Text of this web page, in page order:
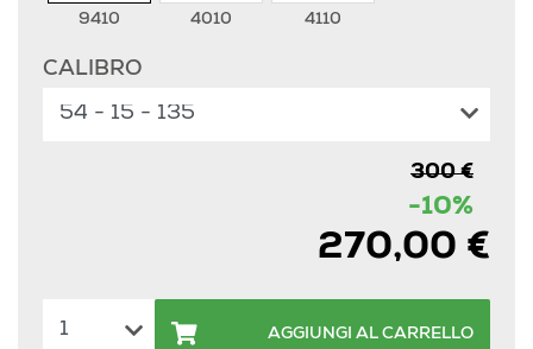
9410 4010 4110
CALIBRO
300 €
-10%
270,00 €
AGGIUNGI AL CARRELLO